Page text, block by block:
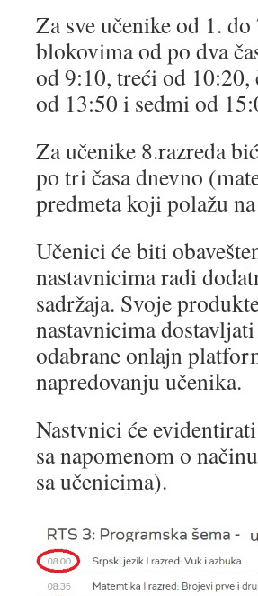
Za sve učenike od 1.
blokovima od po dva
od 9:10, treći od
od 13:50 i sedmi od
Za učenike 8.razreda
po tri časa dnevno
predmeta koji polažu
Učenici će biti
nastavnicima radi
sadržaja. Svoje
nastavnicima
odabrane onlajn
napredovanju učenika.
Nastvnici će
sa napomenom o
sa učenicima).